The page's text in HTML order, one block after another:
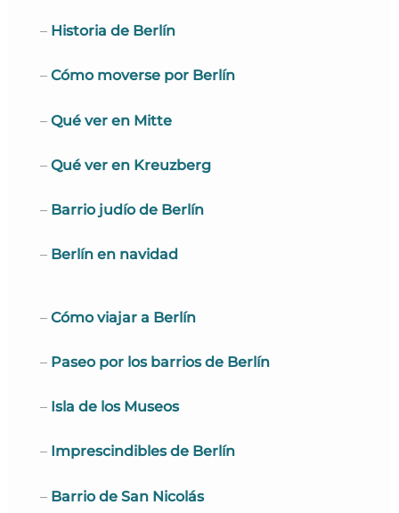
– Historia de Berlín
–Cómo moverse por Berlín
–Qué ver en Mitte
–Qué ver en Kreuzberg
– Barrio judío de Berlín
– Berlín en navidad
–Cómo viajar a Berlín
– Paseo por los barrios de Berlín
– Isla de los Museos
– Imprescindibles de Berlín
– Barrio de San Nicolás